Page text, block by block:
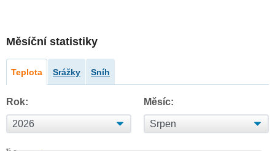
Měsíční statistiky
Teplota Srážky Sníh
Rok: Měsíc: